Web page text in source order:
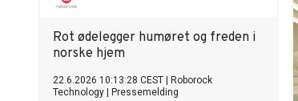
Rot ødelegger humøret og freden i
norske hjem
22.6.2026 10:13:28 CEST
Roborock
Technology
Pressemelding